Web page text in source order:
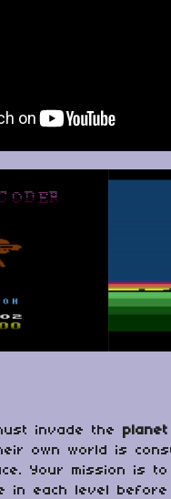
invade the
own world is
Your mission is
in each level before